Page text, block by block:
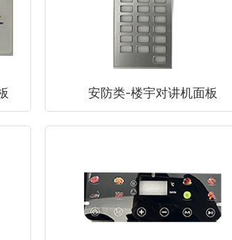
安防类-楼宇对讲机面板